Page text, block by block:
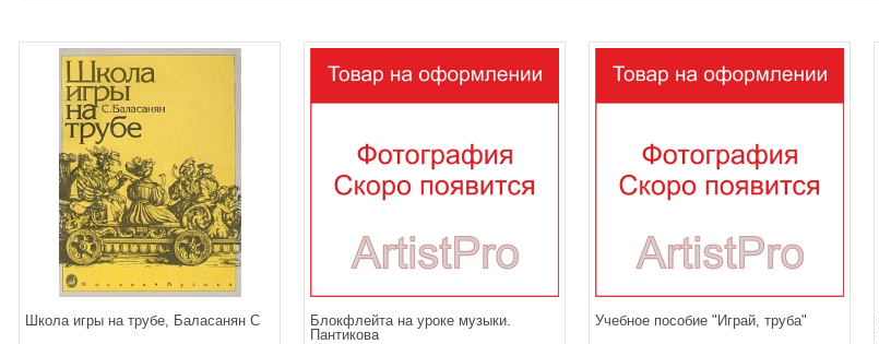
Школа игры на трубе, Баласанян С
Блокфлейта на уроке музыки.
Пантикова
Учебное пособие "Играй, труба"